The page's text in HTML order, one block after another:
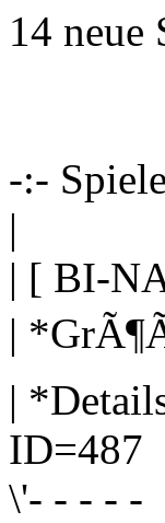
14
-:-
|
| [ BI-
|
|
ID=487
\'- - - - -